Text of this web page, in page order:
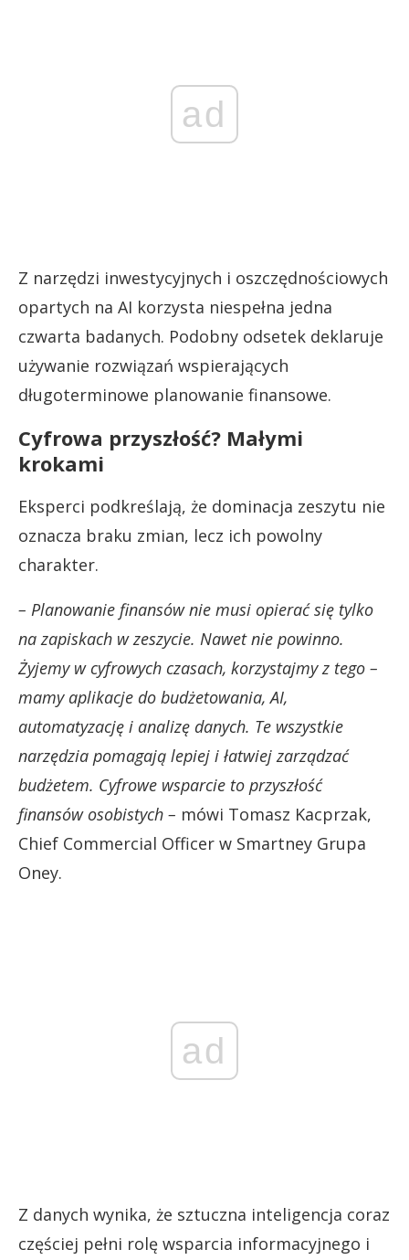
ad
Z narzędzi inwestycyjnych i oszczędnościowych
opartych na AI korzysta niespełna jedna
czwarta badanych. Podobny odsetek deklaruje
używanie rozwiązań wspierających
długoterminowe planowanie finansowe.
Cyfrowa przyszłość? Małymi
krokami
Eksperci podkreślają, że dominacja zeszytu nie
oznacza braku zmian, lecz ich powolny
charakter.
– Planowanie finansów nie musi opierać się tylko
na zapiskach w zeszycie. Nawet nie powinno.
Żyjemy w cyfrowych czasach, korzystajmy z tego –
mamy aplikacje do budżetowania, AI,
automatyzację i analizę danych. Te wszystkie
narzędzia pomagają lepiej i łatwiej zarządzać
budżetem. Cyfrowe wsparcie to przyszłość
finansów osobistych – mówi Tomasz Kacprzak,
Chief Commercial Officer w Smartney Grupa
Oney.
ad
Z danych wynika, że sztuczna inteligencja coraz
częściej pełni rolę wsparcia informacyjnego i